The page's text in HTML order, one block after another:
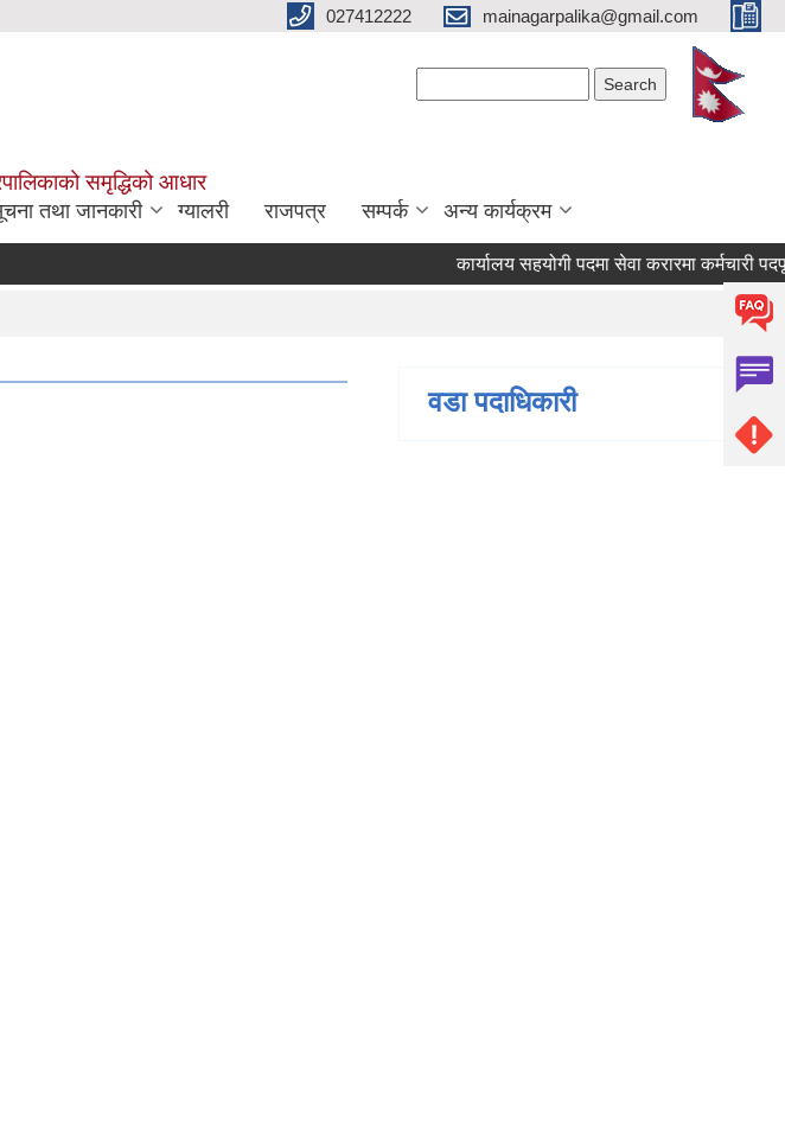
027412222 mainagarpalika@gmail.com
समृद्धिको आधार
तथा जानकारी ग्यालरी राजपत्र सम्पर्क अन्य कार्यक्रम
कार्यालय सहयोगी पदमा सेवा करारमा कर्मचारी
वडा पदाधिकारी